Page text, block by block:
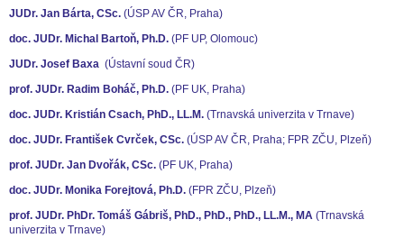
JUDr. Jan Bárta, CSc. (ÚSP AV ČR, Praha)
doc. JUDr. Michal Bartoň, Ph.D. (PF UP, Olomouc)
JUDr. Josef Baxa (Ústavní soud ČR)
prof. JUDr. Radim Boháč, Ph.D. (PF UK, Praha)
doc. JUDr. Kristián Csach, PhD., LL.M. (Trnavská univerzita v Trnave)
doc. JUDr. František Cvrček, CSc. (ÚSP AV ČR, Praha; FPR ZČU, Plzeň)
prof. JUDr. Jan Dvořák, CSc. (PF UK, Praha)
doc. JUDr. Monika Forejtová, Ph.D. (FPR ZČU, Plzeň)
prof. JUDr. PhDr. Tomáš Gábriš, PhD., PhD., PhD., LL.M., MA (Trnavská
univerzita v Trnave)